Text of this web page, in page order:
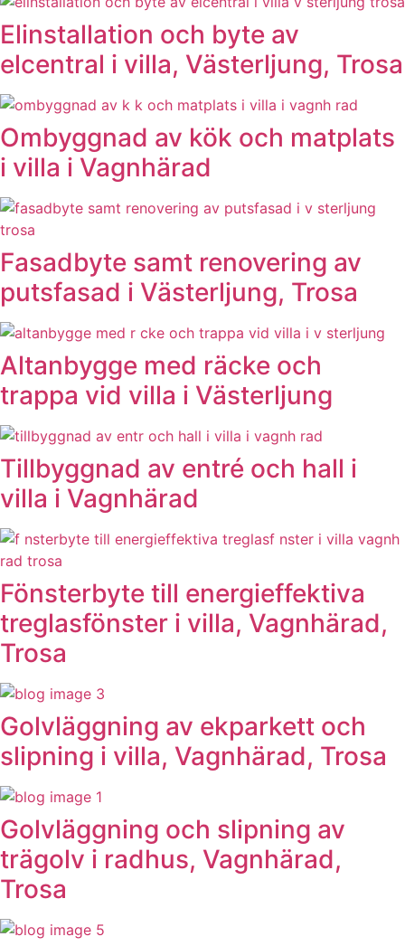
Elinstallation och byte av
elcentral i villa, Västerljung, Trosa
Ombyggnad av kök och matplats
i villa i Vagnhärad
Fasadbyte samt renovering av
putsfasad i Västerljung, Trosa
Altanbygge med räcke och
trappa vid villa i Västerljung
Tillbyggnad av entré och hall i
villa i Vagnhärad
Fönsterbyte till energieffektiva
treglasfönster i villa, Vagnhärad,
Trosa
Golvläggning av ekparkett och
slipning i villa, Vagnhärad, Trosa
Golvläggning och slipning av
trägolv i radhus, Vagnhärad,
Trosa